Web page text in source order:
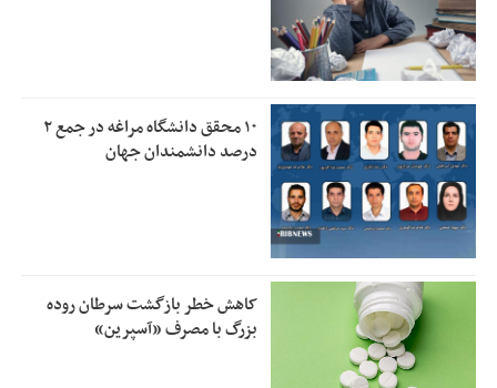
۱۰ محقق دانشگاه مراغه در جمع ۲
درصد دانشمندان جهان
کاهش خطر بازگشت سرطان روده
بزرگ با مصرف «آسپرین»